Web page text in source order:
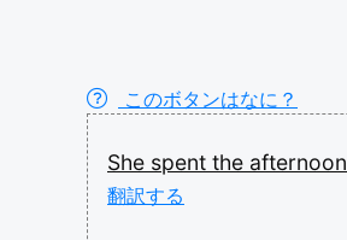
このボタンはなに？
She spent the afternoon
翻訳する